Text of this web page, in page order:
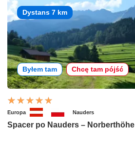
Dystans 7 km
Byłem tam Chcę tam pójść
Europa Nauders
Spacer po Nauders – Norberthöhe